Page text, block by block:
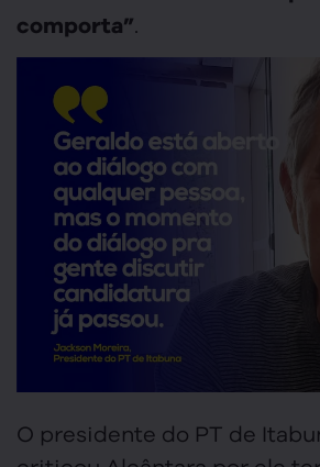
comporta”.
O presidente do PT de